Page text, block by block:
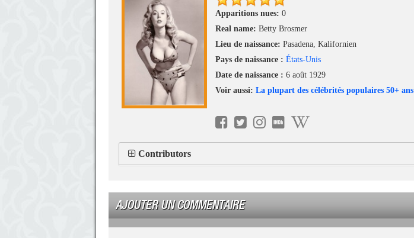
Apparitions nues: 0
Real name: Betty Brosmer
Lieu de naissance: Pasadena, Kalifornien
Pays de naissance : États-Unis
Date de naissance : 6 août 1929
Voir aussi: La plupart des célébrités populaires 50+ ans
Contributors
AJOUTER UN COMMENTAIRE